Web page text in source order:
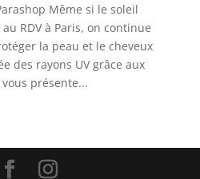
Même si le soleil
RDV à Paris, on continue
la peau et le cheveux
des rayons UV grâce aux
présente...